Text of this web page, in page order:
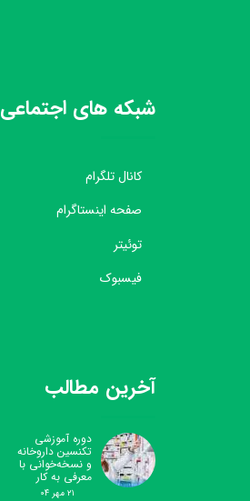
آخرین مطالب
دوره آموزشی
تکنسین داروخانه
و نسخه‌خوانی با
معرفی به کار
۲۱ مهر ۰۴
شبکه های اجتماعی
کانال تلگرام
صفحه اینستاگرام
توئیتر
فیسبوک